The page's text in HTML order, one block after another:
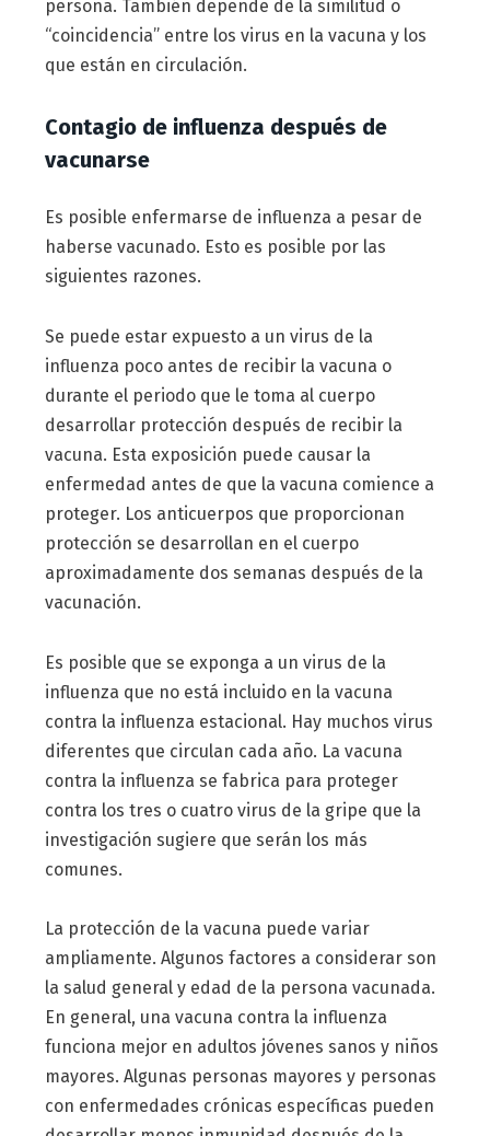
persona. También depende de la similitud o
“coincidencia” entre los virus en la vacuna y los
que están en circulación.
Contagio de influenza después de
vacunarse
Es posible enfermarse de influenza a pesar de
haberse vacunado. Esto es posible por las
siguientes razones.
Se puede estar expuesto a un virus de la
influenza poco antes de recibir la vacuna o
durante el periodo que le toma al cuerpo
desarrollar protección después de recibir la
vacuna. Esta exposición puede causar la
enfermedad antes de que la vacuna comience a
proteger. Los anticuerpos que proporcionan
protección se desarrollan en el cuerpo
aproximadamente dos semanas después de la
vacunación.
Es posible que se exponga a un virus de la
influenza que no está incluido en la vacuna
contra la influenza estacional. Hay muchos virus
diferentes que circulan cada año. La vacuna
contra la influenza se fabrica para proteger
contra los tres o cuatro virus de la gripe que la
investigación sugiere que serán los más
comunes.
La protección de la vacuna puede variar
ampliamente. Algunos factores a considerar son
la salud general y edad de la persona vacunada.
En general, una vacuna contra la influenza
funciona mejor en adultos jóvenes sanos y niños
mayores. Algunas personas mayores y personas
con enfermedades crónicas específicas pueden